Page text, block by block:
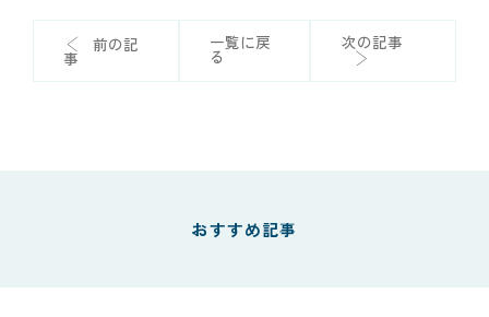
前の記
事
一覧に戻
る
次の記事
おすすめ記事